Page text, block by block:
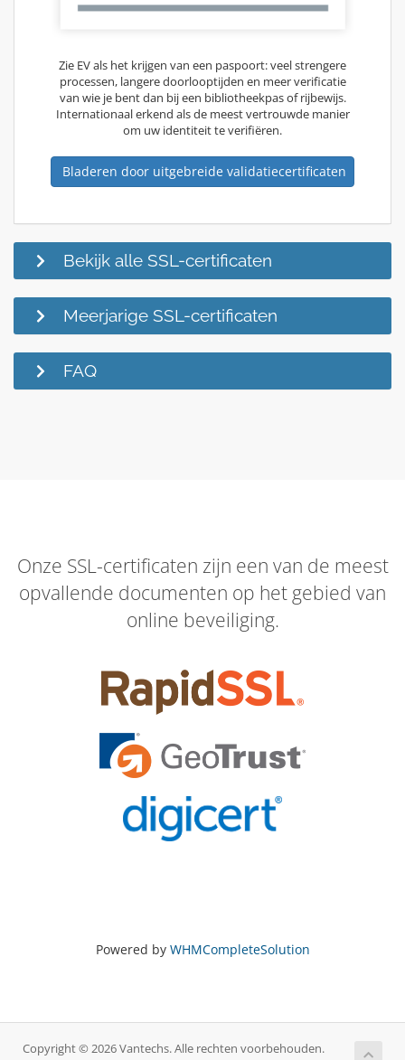
Zie EV als het krijgen van een paspoort: veel strengere
processen, langere doorlooptijden en meer verificatie
van wie je bent dan bij een bibliotheekpas of rijbewijs.
Internationaal erkend als de meest vertrouwde manier
om uw identiteit te verifiëren.
Bladeren door uitgebreide validatiecertificaten
Bekijk alle SSL-certificaten
Meerjarige SSL-certificaten
FAQ
Onze SSL-certificaten zijn een van de meest
opvallende documenten op het gebied van
online beveiliging.
Powered by WHMCompleteSolution
Copyright © 2026 Vantechs. Alle rechten voorbehouden.